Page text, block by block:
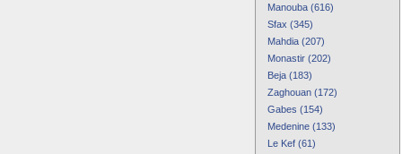
Manouba (616)
Sfax (345)
Mahdia (207)
Monastir (202)
Beja (183)
Zaghouan (172)
Gabes (154)
Medenine (133)
Le Kef (61)